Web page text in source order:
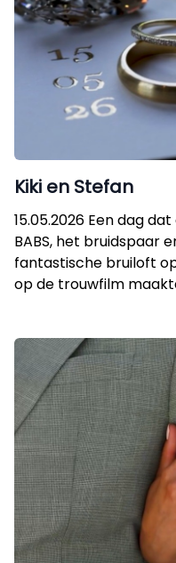
Kiki en Stefan
15.05.2026 Een dag
BABS, het bruidspaar
fantastische bruiloft
op de trouwfilm